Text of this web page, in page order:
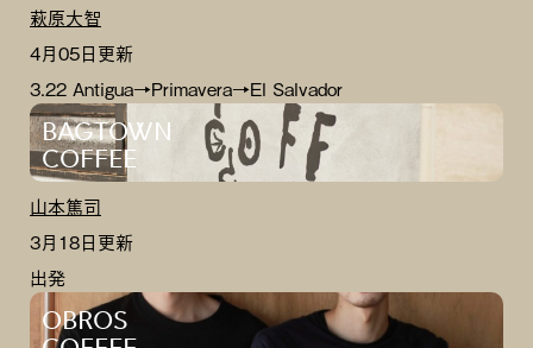
萩原大智
4月05日更新
3.22 Antigua→Primavera→El Salvador
BAGTOWN
COFFEE
山本篤司
3月18日更新
出発
OBROS